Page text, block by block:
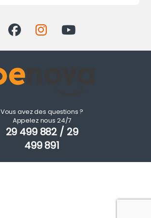
Vous avez des questions ?
Appelez nous 24/7
29 499 882 / 29
499 891